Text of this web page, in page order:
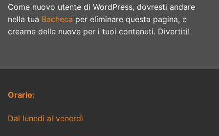
Come nuovo utente di WordPress, dovresti andare
nella tua Bacheca per eliminare questa pagina, e
crearne delle nuove per i tuoi contenuti. Divertiti!
Orario:
Dal lunedi al venerdì